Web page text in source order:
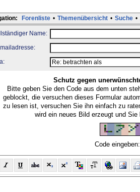
Forenliste • Themenübersicht • Suche •
Name:
Schutz gegen
Bitte geben Sie den Code aus dem unten
geblockt, die versuchen dieses Formular
zu lesen ist, versuchen Sie ihn einfach zu
wird ein neues Bild erzeugt und Sie
Code eingeben: